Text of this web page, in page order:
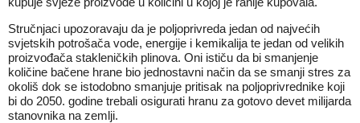
Stručnjaci upozoravaju da je poljoprivreda jedan od najvećih
svjetskih potrošača vode, energije i kemikalija te jedan od velikih
proizvođača stakleničkih plinova. Oni ističu da bi smanjenje
količine bačene hrane bio jednostavni način da se smanji stres za
okoliš dok se istodobno smanjuje pritisak na poljoprivrednike koji
bi do 2050. godine trebali osigurati hranu za gotovo devet milijarda
stanovnika na zemlji.